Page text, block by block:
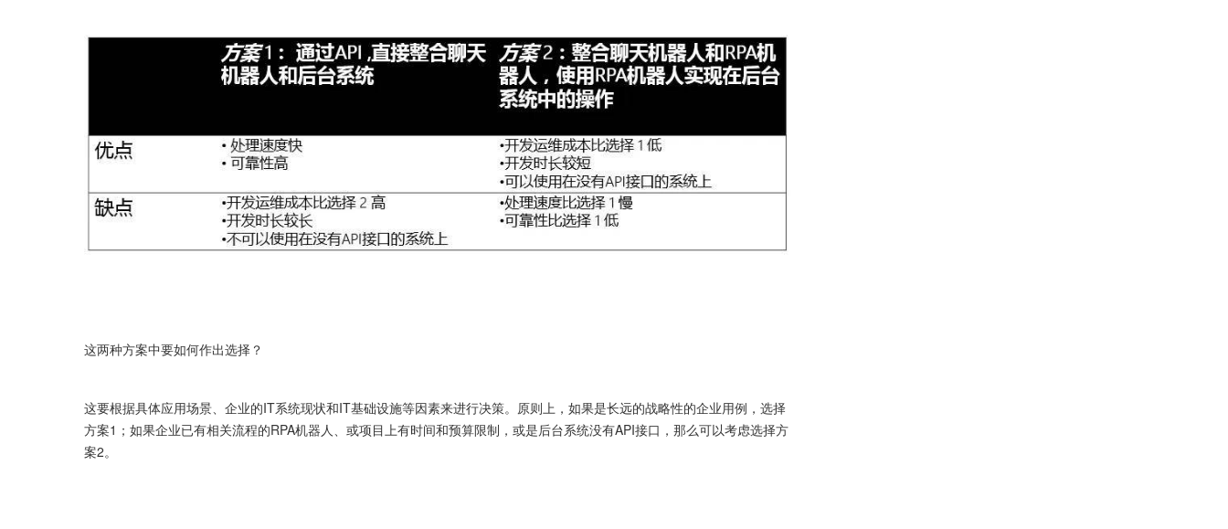
这两种方案中要如何作出选择？
这要根据具体应用场景、企业的IT系统现状和IT基础设施等因素来进行决策。原则上，如果是长远的战略性的企业用例，选择
方案1；如果企业已有相关流程的RPA机器人、或项目上有时间和预算限制，或是后台系统没有API接口，那么可以考虑选择方
案2。